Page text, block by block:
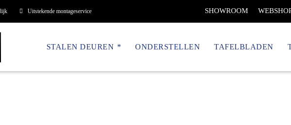
Uitstekende montageservice SHOWROOM
STALEN DEUREN ONDERSTELLEN TAFELBLADEN